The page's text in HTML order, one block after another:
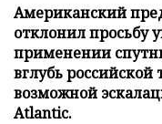
Американский
отклонил просьбу
применении
вглубь российской
возможной
Atlantic.